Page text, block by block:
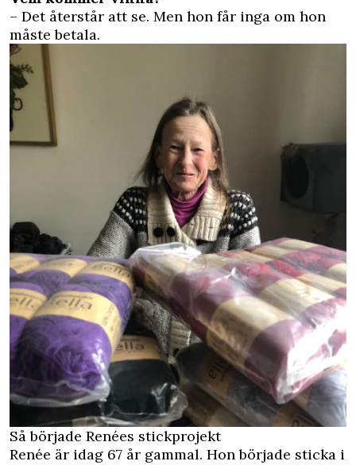
– Det återstår att se. Men hon får inga om hon
måste betala.
Så började Renées stickprojekt
Renée är idag 67 år gammal. Hon började sticka i